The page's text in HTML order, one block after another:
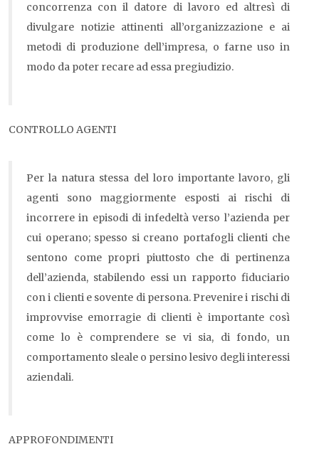
concorrenza con il datore di lavoro ed altresì di
divulgare notizie attinenti all’organizzazione e ai
metodi di produzione dell’impresa, o farne uso in
modo da poter recare ad essa pregiudizio.
CONTROLLO AGENTI
Per la natura stessa del loro importante lavoro, gli
agenti sono maggiormente esposti ai rischi di
incorrere in episodi di infedeltà verso l’azienda per
cui operano; spesso si creano portafogli clienti che
sentono come propri piuttosto che di pertinenza
dell’azienda, stabilendo essi un rapporto fiduciario
con i clienti e sovente di persona. Prevenire i rischi di
improvvise emorragie di clienti è importante così
come lo è comprendere se vi sia, di fondo, un
comportamento sleale o persino lesivo degli interessi
aziendali.
APPROFONDIMENTI